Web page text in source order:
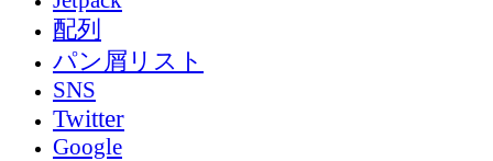
配列
パン屑リスト
SNS
Twitter
Google